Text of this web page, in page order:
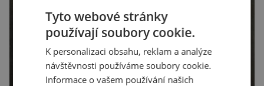
Tyto webové stránky
používají soubory cookie.
K personalizaci obsahu, reklam a analýze
návštěvnosti používáme soubory cookie.
Informace o vašem používání našich